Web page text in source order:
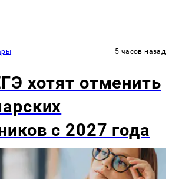
5 часов назад
хотят отменить
с 2027 года